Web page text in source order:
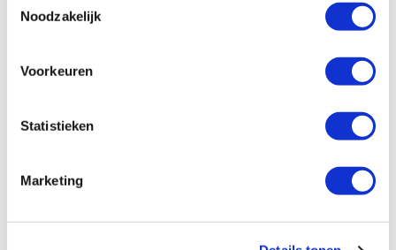
Noodzakelijk
Voorkeuren
Statistieken
Marketing
GemRed digitale hoekmeter 500 mm
Artikelnummer: 27384